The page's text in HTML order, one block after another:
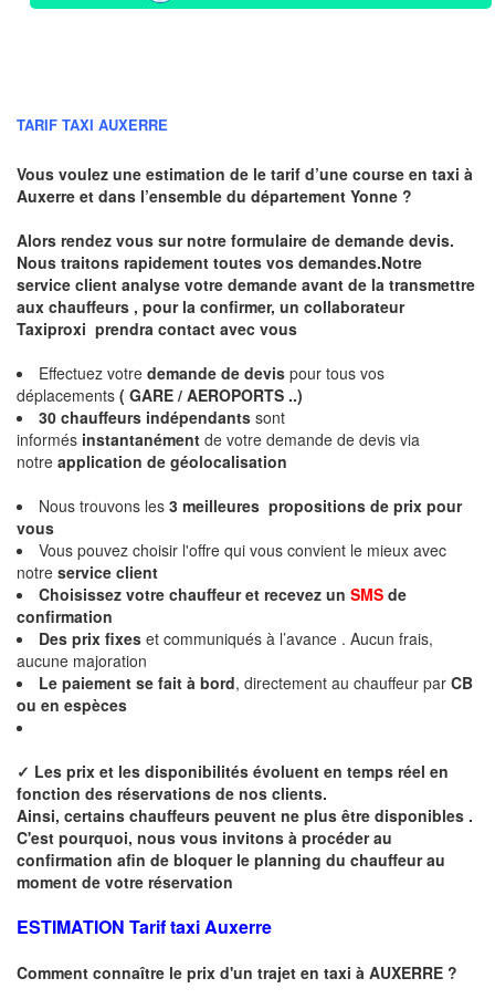
TARIF TAXI AUXERRE
Vous voulez une estimation de le tarif d’une course en taxi à
Auxerre et dans l’ensemble du département Yonne ?
Alors rendez vous sur notre formulaire de demande devis.
Nous traitons rapidement toutes vos demandes.Notre
service client analyse votre demande avant de la transmettre
aux chauffeurs , pour la confirmer, un collaborateur
Taxiproxi prendra contact avec vous
Effectuez votre demande de devis pour tous vos
déplacements ( GARE / AEROPORTS ..)
30 chauffeurs indépendants sont
informés instantanément de votre demande de devis via
notre application de géolocalisation
Nous trouvons les 3 meilleures propositions de prix pour
vous
Vous pouvez choisir l'offre qui vous convient le mieux avec
notre service client
Choisissez votre chauffeur et recevez un SMS de
confirmation
Des prix fixes et communiqués à l’avance . Aucun frais,
aucune majoration
Le paiement se fait à bord, directement au chauffeur par CB
ou en espèces
✓ Les prix et les disponibilités évoluent en temps réel en
fonction des réservations de nos clients.
Ainsi, certains chauffeurs peuvent ne plus être disponibles .
C'est pourquoi, nous vous invitons à procéder au
confirmation afin de bloquer le planning du chauffeur au
moment de votre réservation
ESTIMATION Tarif taxi Auxerre
Comment connaître le prix d'un trajet en taxi à AUXERRE ?